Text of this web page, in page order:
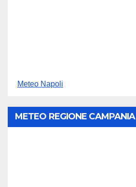
Meteo Napoli
METEO REGIONE CAMPANIA